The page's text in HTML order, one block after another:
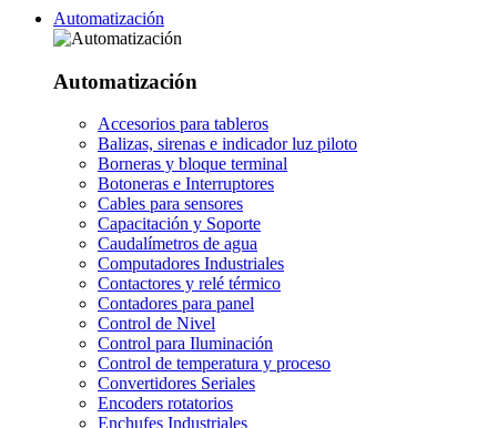
Automatización
Automatización
Accesorios para tableros
Balizas, sirenas e indicador luz piloto
Borneras y bloque terminal
Botoneras e Interruptores
Cables para sensores
Capacitación y Soporte
Caudalímetros de agua
Computadores Industriales
Contactores y relé térmico
Contadores para panel
Control de Nivel
Control para Iluminación
Control de temperatura y proceso
Convertidores Seriales
Encoders rotatorios
Enchufes Industriales